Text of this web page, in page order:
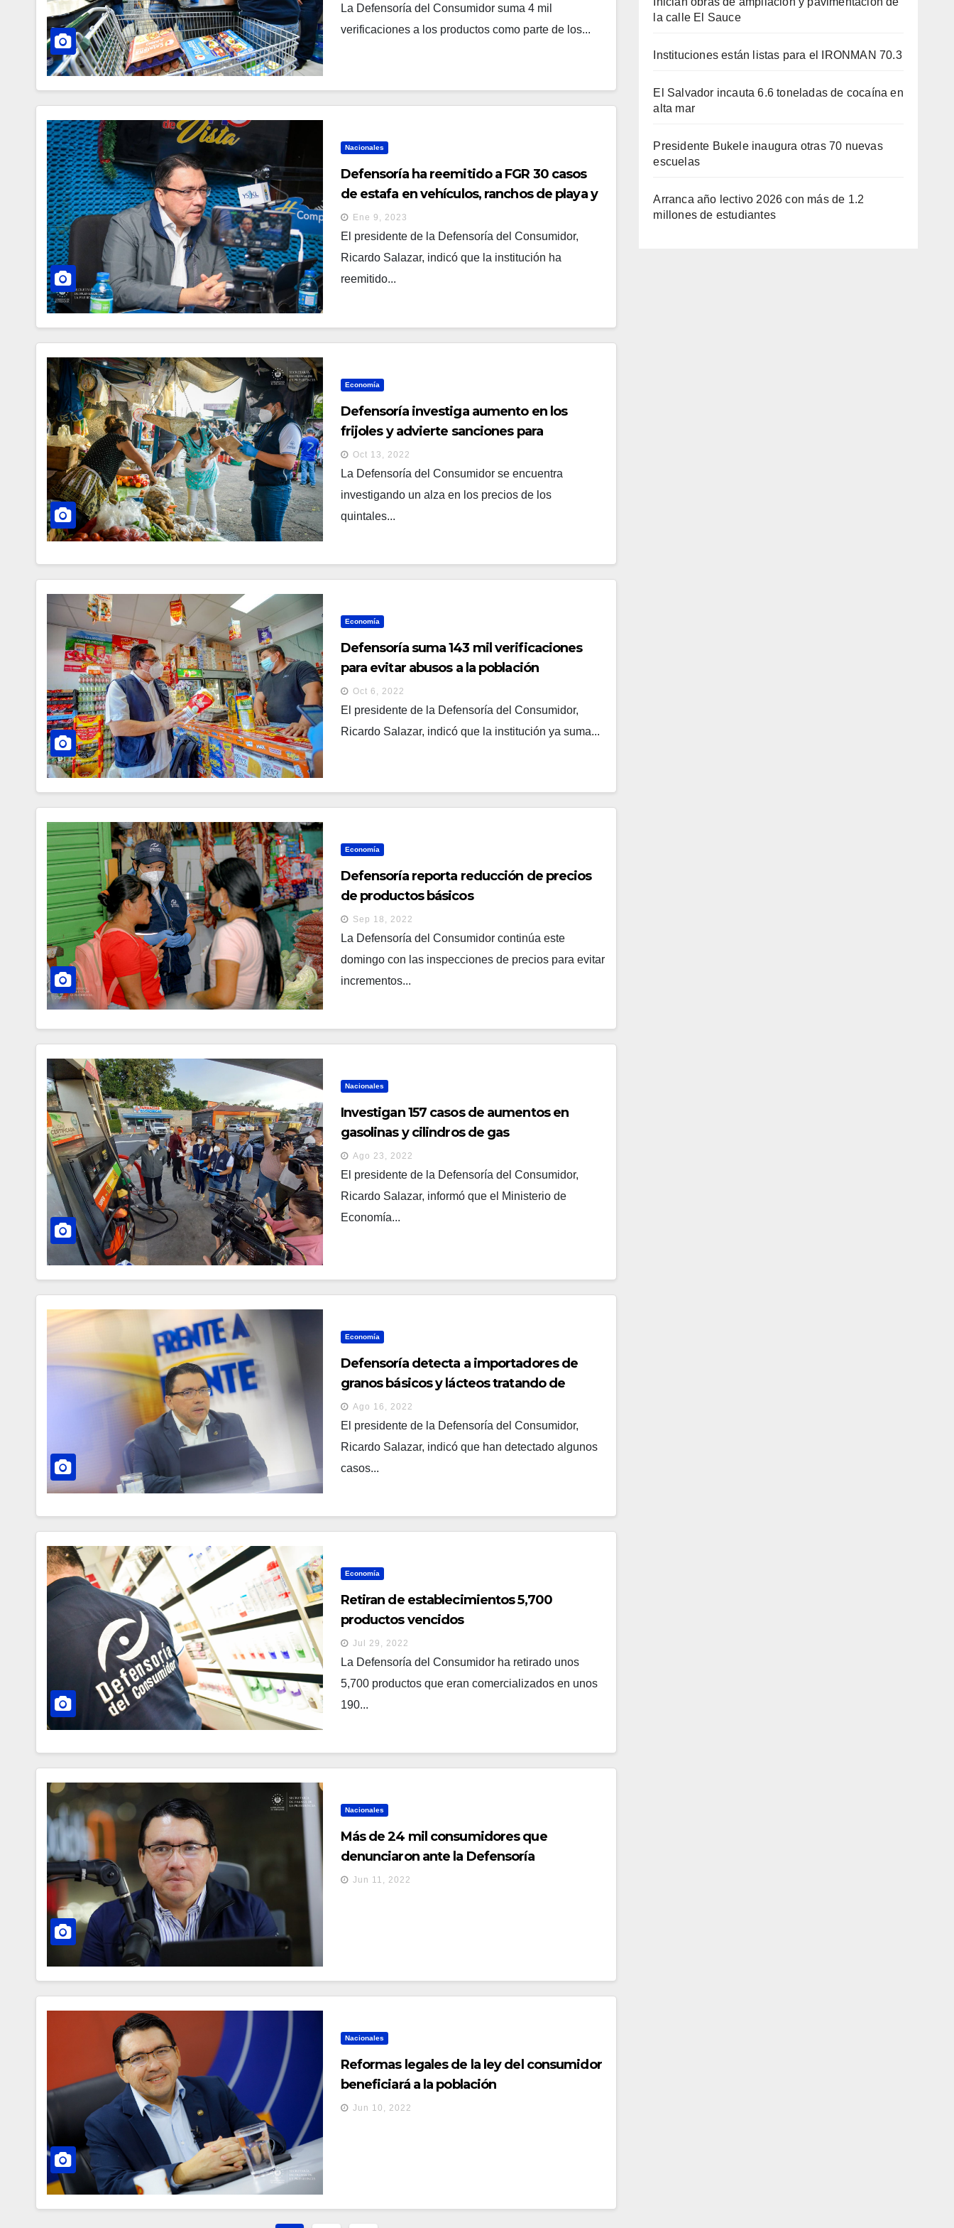
La Defensoría del Consumidor suma 4 mil
verificaciones a los productos como parte de los...
Nacionales
Defensoría ha reemitido a FGR 30 casos
de estafa en vehículos, ranchos de playa y
otrosEne 9, 2023
El presidente de la Defensoría del Consumidor,
Ricardo Salazar, indicó que la institución ha
reemitido...
Economía
Defensoría investiga aumento en los
frijoles y advierte sanciones para
acaparadores
Oct 13, 2022
La Defensoría del Consumidor se encuentra
investigando un alza en los precios de los
quintales...
Economía
Defensoría suma 143 mil verificaciones
para evitar abusos a la población
Oct 6, 2022
El presidente de la Defensoría del Consumidor,
Ricardo Salazar, indicó que la institución ya suma...
Economía
Defensoría reporta reducción de precios
de productos básicos
Sep 18, 2022
La Defensoría del Consumidor continúa este
domingo con las inspecciones de precios para evitar
incrementos...
Nacionales
Investigan 157 casos de aumentos en
gasolinas y cilindros de gas
Ago 23, 2022
El presidente de la Defensoría del Consumidor,
Ricardo Salazar, informó que el Ministerio de
Economía...
Economía
Defensoría detecta a importadores de
granos básicos y lácteos tratando de
evadir impuestos
Ago 16, 2022
El presidente de la Defensoría del Consumidor,
Ricardo Salazar, indicó que han detectado algunos
casos...
Economía
Retiran de establecimientos 5,700
productos vencidos
Jul 29, 2022
La Defensoría del Consumidor ha retirado unos
5,700 productos que eran comercializados en unos
190...
Nacionales
Más de 24 mil consumidores que
denunciaron ante la Defensoría
recuperaron su dinero
Jun 11, 2022
Nacionales
Reformas legales de la ley del consumidor
beneficiará a la población
Jun 10, 2022
la calle El Sauce
Instituciones están listas para el IRONMAN 70.3
El Salvador incauta 6.6 toneladas de cocaína en
alta mar
Presidente Bukele inaugura otras 70 nuevas
escuelas
Arranca año lectivo 2026 con más de 1.2
millones de estudiantes